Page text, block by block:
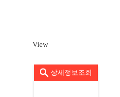
View
상세정보조회